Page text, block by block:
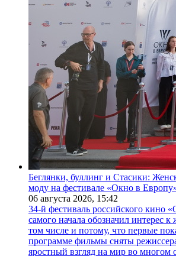
Беглянки, буллинг и Стасики:
моду на фестивале «Окно в
06 августа 2026, 15:42
34-й фестиваль российского кино
самого начала обозначил интерес к
том числе и потому, что первые
программе фильмы сняты
яростный взгляд на мир во многом